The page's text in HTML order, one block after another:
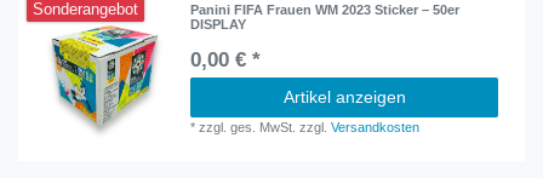
Sonderangebot
Panini FIFA Frauen WM 2023 Sticker – 50er
DISPLAY
0,00 € *
Artikel anzeigen
*zzgl. ges. MwSt. zzgl.Versandkosten